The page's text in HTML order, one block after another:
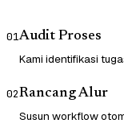
01Audit Proses
Kami identifikasi
02Rancang Alur
Susun workflow